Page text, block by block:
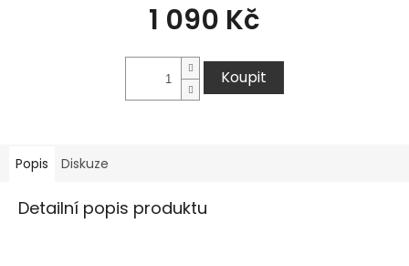
1 090 Kč
Koupit
Popis Diskuze
Detailní popis produktu